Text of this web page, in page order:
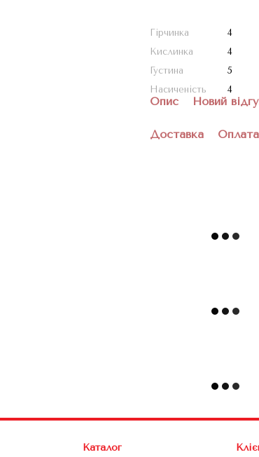
Гірчинка
4
Кислинка
4
Густина
5
Насиченість
4
Опис Новий
Доставка Оплата
Каталог